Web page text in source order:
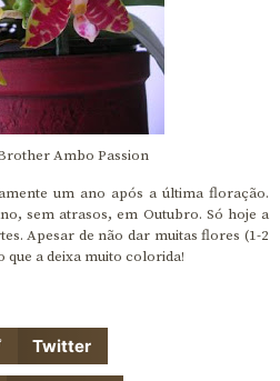
Ambo Passion
um ano após a última floração.
sem atrasos, em Outubro. Só hoje a
Apesar de não dar muitas flores (1-2
que a deixa muito colorida!
Twitter